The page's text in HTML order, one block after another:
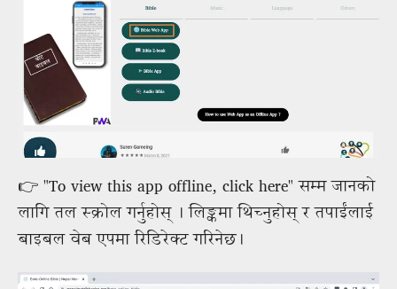
👉 "To view this app offline, click here" सम्म जानको
लागि तल स्क्रोल गर्नुहोस् । लिङ्कमा थिच्नुहोस् र तपाईंलाई
बाइबल वेब एपमा रिडिरेक्ट गरिनेछ।